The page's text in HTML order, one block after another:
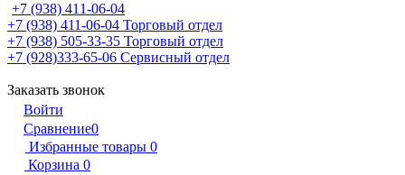
+7 (938) 411-06-04
+7 (938) 411-06-04 Торговый отдел
+7 (938) 505-33-35 Торговый отдел
+7 (928)333-65-06 Сервисный отдел
Заказать звонок
Войти
Сравнение0
Избранные товары 0
Корзина 0